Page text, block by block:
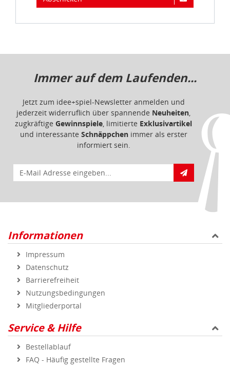
Immer auf dem Laufenden...
Jetzt zum idee+spiel-Newsletter anmelden und
jederzeit widerruflich über spannende Neuheiten,
zugkräftige Gewinnspiele, limitierte Exklusivartikel
und interessante Schnäppchenimmer als erster
informiert sein.
E-Mail für Newsletteranmeldung
Informationen
Impressum
Datenschutz
Barrierefreiheit
Nutzungsbedingungen
Mitgliederportal
Service & Hilfe
Bestellablauf
FAQ - Häufig gestellte Fragen